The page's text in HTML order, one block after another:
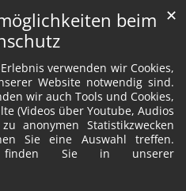
beim
verwenden wir Cookies,
Website notwendig sind.
wir auch Tools und Cookies,
(Videos über Youtube, Audios
anonymen Statistikzwecken
Sie eine Auswahl treffen.
finden Sie in unserer
✕